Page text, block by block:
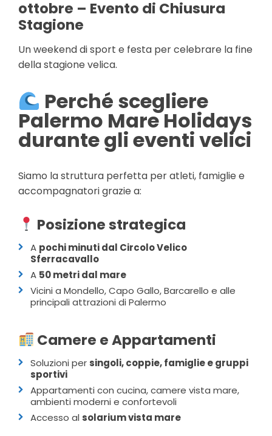
ottobre – Evento di Chiusura
Stagione
Un weekend di sport e festa per celebrare la fine
della stagione velica.
Perché scegliere
Palermo Mare Holidays
durante gli eventi velici
Siamo la struttura perfetta per atleti, famiglie e
accompagnatori grazie a:
Posizione strategica
A pochi minuti dal Circolo Velico
Sferracavallo
A 50 metri dal mare
Vicini a Mondello, Capo Gallo, Barcarello e alle
principali attrazioni di Palermo
Camere e Appartamenti
Soluzioni per singoli, coppie, famiglie e gruppi
sportivi
Appartamenti con cucina, camere vista mare,
ambienti moderni e confortevoli
Accesso al solarium vista mare